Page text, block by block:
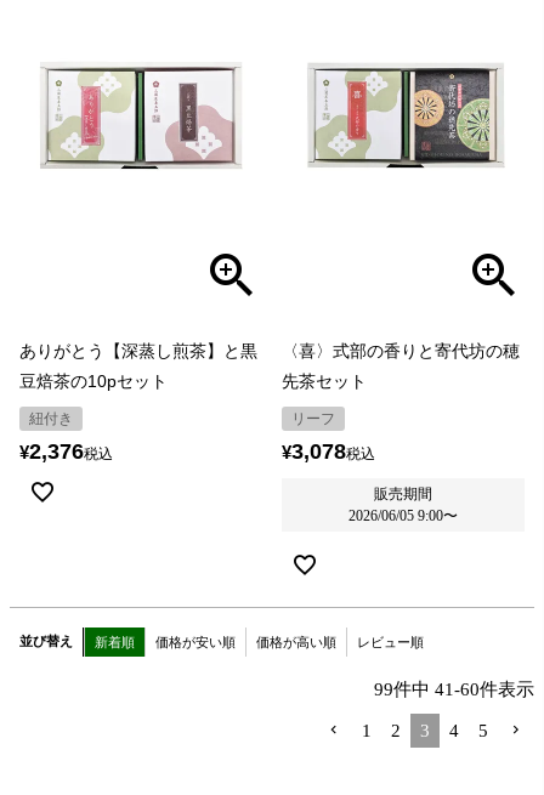
ありがとう【深蒸し煎茶】と黒
豆焙茶の10pセット
紐付き
¥2,376税込
〈喜〉式部の香りと寄代坊の穂
先茶セット
リーフ
¥3,078税込
販売期間
2026/06/05 9:00〜
並び替え 新着順 価格が安い順 価格が高い順 レビュー順
99件中 41-60件表示
1 2 3 4 5